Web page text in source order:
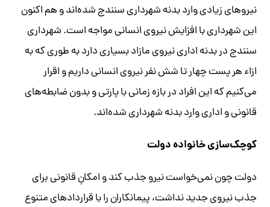
نیروهای زیادی وارد بدنه شهرداری سنندج شده‌اند و هم اکنون
این شهرداری با افزایش نیروی انسانی مواجه است. شهرداری
سنندج در بدنه اداری نیروی مازاد بسیاری دارد به طوری که به
ازاء هر پست چهار تا شش نفر نیروی انسانی داریم و اقرار
می‌کنیم که این افراد در بازه زمانی با پارتی و بدون ضابطه‌های
قانونی و اداری وارد بدنه شهرداری شده‌اند.
کوچک‌سازی خانواده دولت
دولت چون نمی‌خواست نیرو جذب کند و امکانِ قانونی برای
جذب نیروی جدید نداشت، پیمانکاران را با قراردادهای متنوع